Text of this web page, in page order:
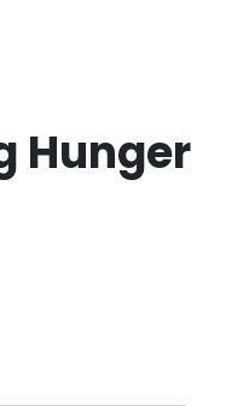
Hunger